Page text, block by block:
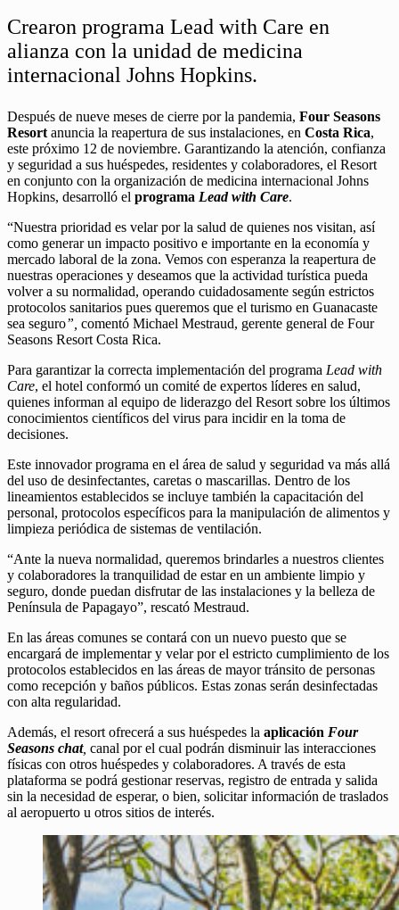
Crearon programa Lead with Care en
alianza con la unidad de medicina
internacional Johns Hopkins.
Después de nueve meses de cierre por la pandemia, Four Seasons
Resort anuncia la reapertura de sus instalaciones, en Costa Rica,
este próximo 12 de noviembre. Garantizando la atención, confianza
y seguridad a sus huéspedes, residentes y colaboradores, el Resort
en conjunto con la organización de medicina internacional Johns
Hopkins, desarrolló el programa Lead with Care.
“Nuestra prioridad es velar por la salud de quienes nos visitan, así
como generar un impacto positivo e importante en la economía y
mercado laboral de la zona. Vemos con esperanza la reapertura de
nuestras operaciones y deseamos que la actividad turística pueda
volver a su normalidad, operando cuidadosamente según estrictos
protocolos sanitarios pues queremos que el turismo en Guanacaste
sea seguro”, comentó Michael Mestraud, gerente general de Four
Seasons Resort Costa Rica.
Para garantizar la correcta implementación del programa Lead with
Care, el hotel conformó un comité de expertos líderes en salud,
quienes informan al equipo de liderazgo del Resort sobre los últimos
conocimientos científicos del virus para incidir en la toma de
decisiones.
Este innovador programa en el área de salud y seguridad va más allá
del uso de desinfectantes, caretas o mascarillas. Dentro de los
lineamientos establecidos se incluye también la capacitación del
personal, protocolos específicos para la manipulación de alimentos y
limpieza periódica de sistemas de ventilación.
“Ante la nueva normalidad, queremos brindarles a nuestros clientes
y colaboradores la tranquilidad de estar en un ambiente limpio y
seguro, donde puedan disfrutar de las instalaciones y la belleza de
Península de Papagayo”, rescató Mestraud.
En las áreas comunes se contará con un nuevo puesto que se
encargará de implementar y velar por el estricto cumplimiento de los
protocolos establecidos en las áreas de mayor tránsito de personas
como recepción y baños públicos. Estas zonas serán desinfectadas
con alta regularidad.
Además, el resort ofrecerá a sus huéspedes la aplicación Four
Seasons chat, canal por el cual podrán disminuir las interacciones
físicas con otros huéspedes y colaboradores. A través de esta
plataforma se podrá gestionar reservas, registro de entrada y salida
sin la necesidad de esperar, o bien, solicitar información de traslados
al aeropuerto u otros sitios de interés.